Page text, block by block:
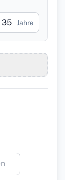
Jahre